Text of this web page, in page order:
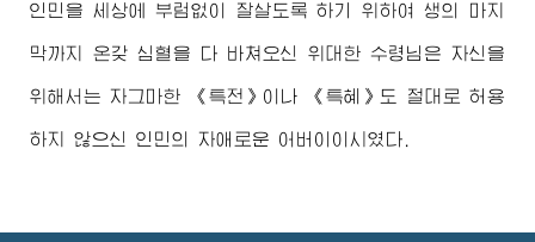
인민을 세상에 부럼없이 잘살도록 하기 위하여 생의 마지
막까지 온갖 심혈을 다 바쳐오신 위대한 수령님 은 자신을
위해서는 자그마한 《특전》이나 《특혜》도 절대로 허용
하지 않으신 인민의 자애로운 어버이 이시였다.